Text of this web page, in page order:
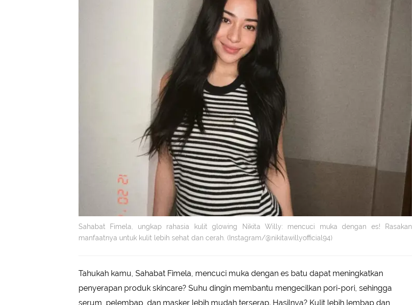
Sahabat Fimela, ungkap rahasia kulit glowing Nikita Willy: mencuci muka dengan es! Rasakan
manfaatnya untuk kulit lebih sehat dan cerah. (Instagram/@nikitawillyofficial94)
Tahukah kamu, Sahabat Fimela, mencuci muka dengan es batu dapat meningkatkan
penyerapan produk skincare? Suhu dingin membantu mengecilkan pori-pori, sehingga
serum, pelembap, dan masker lebih mudah terserap. Hasilnya? Kulit lebih lembap dan